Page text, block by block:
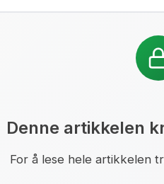
Denne artikkelen
For å lese hele artikkelen